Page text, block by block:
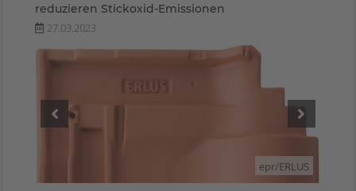
reduzieren Stickoxid-Emissionen
27.03.2023
epr/ERLUS